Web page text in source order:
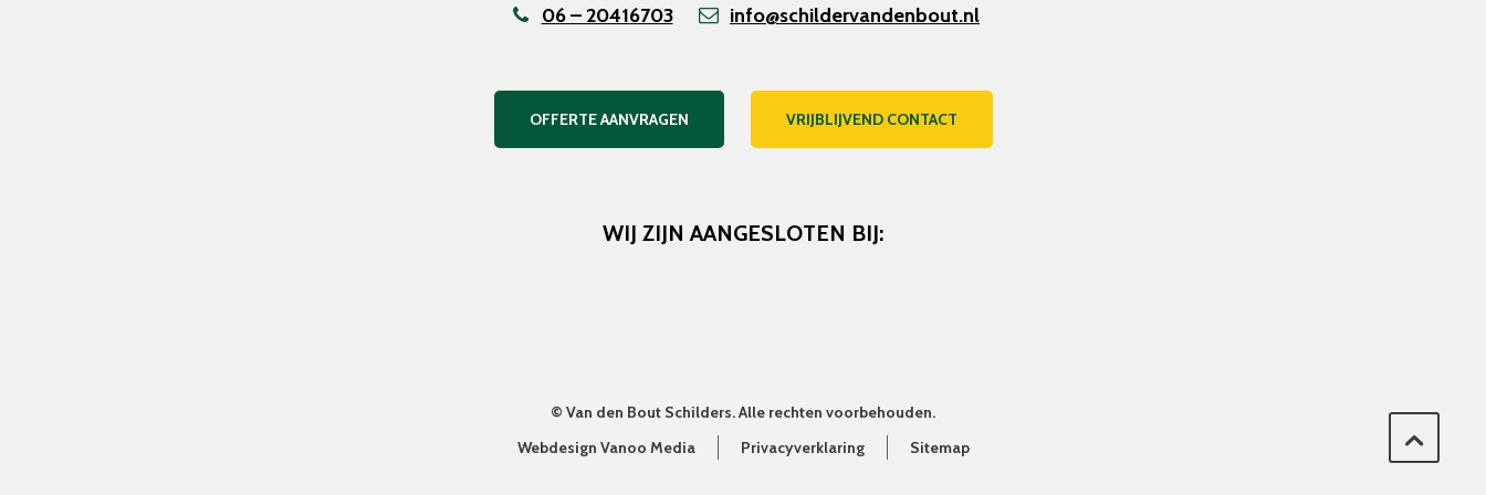
06 – 20416703
info@schildervandenbout.nl
OFFERTE AANVRAGEN VRIJBLIJVEND CONTACT
WIJ ZIJN AANGESLOTEN BIJ:
© Van den Bout Schilders. Alle rechten voorbehouden.
Webdesign Vanoo Media
Privacyverklaring Sitemap